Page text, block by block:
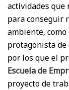
actividades que
para conseguir
ambiente,
protagonista de
por los que el
Escuela de
proyecto de